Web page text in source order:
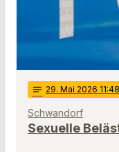
notes 29. Mai 2026 11:48
Schwandorf
Sexuelle